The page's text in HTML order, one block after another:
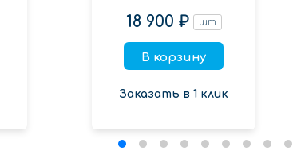
18 900 ₽ шт
В корзину
Заказать в 1 клик